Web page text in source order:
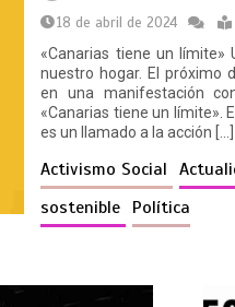
18 de abril de 2024
«Canarias tiene un límite»
nuestro hogar. El próximo
en una manifestación
«Canarias tiene un límite».
es un llamado a la acción […]
Activismo Social
sostenible Política